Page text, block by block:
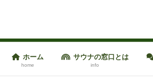
ホーム
home
サウナの窓口とは
info